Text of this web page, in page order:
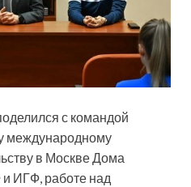
с командой
международному
в Москве Дома
ИГФ, работе над